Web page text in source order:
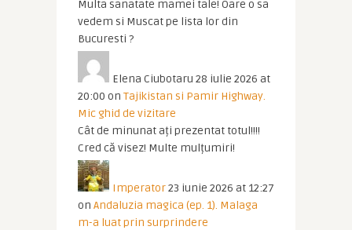
Multa sanatate mamei tale! Oare o sa
vedem si Muscat pe lista lor din
Bucuresti ?
Elena Ciubotaru 28 iulie 2026 at
20:00 on Tajikistan si Pamir Highway.
Mic ghid de vizitare
Cât de minunat ați prezentat totul!!!!
Cred că visez! Multe mulțumiri!
Imperator23 iunie 2026 at 12:27
on Andaluzia magica (ep. 1). Malaga
m-a luat prin surprindere